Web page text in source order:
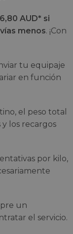
AUD* si
menos. ¡Con
tu equipaje
en función
el peso total
los recargos
por kilo,
un
el servicio.